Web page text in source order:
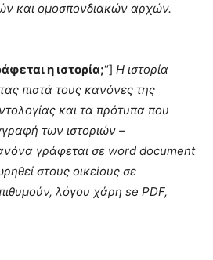
και ομοσπονδιακών αρχών.
η ιστορία;“] Η ιστορία
πιστά τους κανόνες της
και τα πρότυπα που
των ιστοριών –
γράφεται σε word document
στους οικείους σε
λόγου χάρη se PDF,